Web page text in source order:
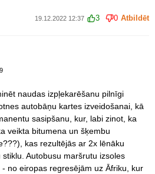
19.12.2022 12:37 3 0 Atbildēt
naudas izpļekarēšanu pilnīgi
autobāņu kartes izveidošanai, kā
sasipšanu, kur, labi zinot, ka
veikta bitumena un šķembu
kas rezultējās ar 2x lēnāku
Autobusu maršrutu izsoles
no eiropas regresējām uz Āfriku, kur